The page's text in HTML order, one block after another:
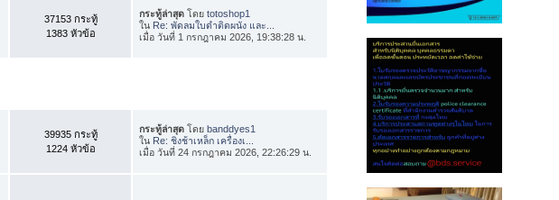
37153 กระทู้
1383 หัวข้อ
กระทู้ล่าสุด โดยtotoshop1
ใน Re: พัดลมใบดำติดผนัง และ...
เมื่อ วันที่ 1 กรกฎาคม 2026, 19:38:28 น.
39935 กระทู้
1224 หัวข้อ
กระทู้ล่าสุด โดยbanddyes1
ใน Re: ชิงช้าเหล็ก เครื่องเ...
เมื่อ วันที่ 24 กรกฎาคม 2026, 22:26:29 น.